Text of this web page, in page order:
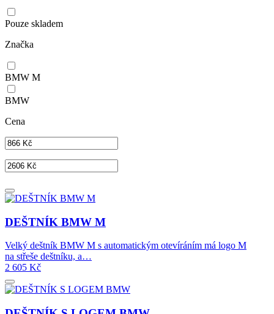
Pouze skladem
Značka
BMW M
BMW
Cena
DEŠTNÍK BMW M
Velký deštník BMW M s automatickým otevíráním má logo M
na střeše deštníku, a…
2 605 Kč